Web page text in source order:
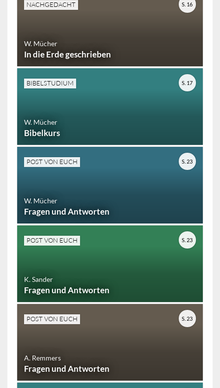
NACHGEDACHT
W. Mücher
In die Erde geschrieben
S. 16
BIBELSTUDIUM
W. Mücher
Bibelkurs
S. 17
POST VON EUCH
W. Mücher
Fragen und Antworten
S. 23
POST VON EUCH
K. Sander
Fragen und Antworten
S. 23
POST VON EUCH
A. Remmers
Fragen und Antworten
S. 23